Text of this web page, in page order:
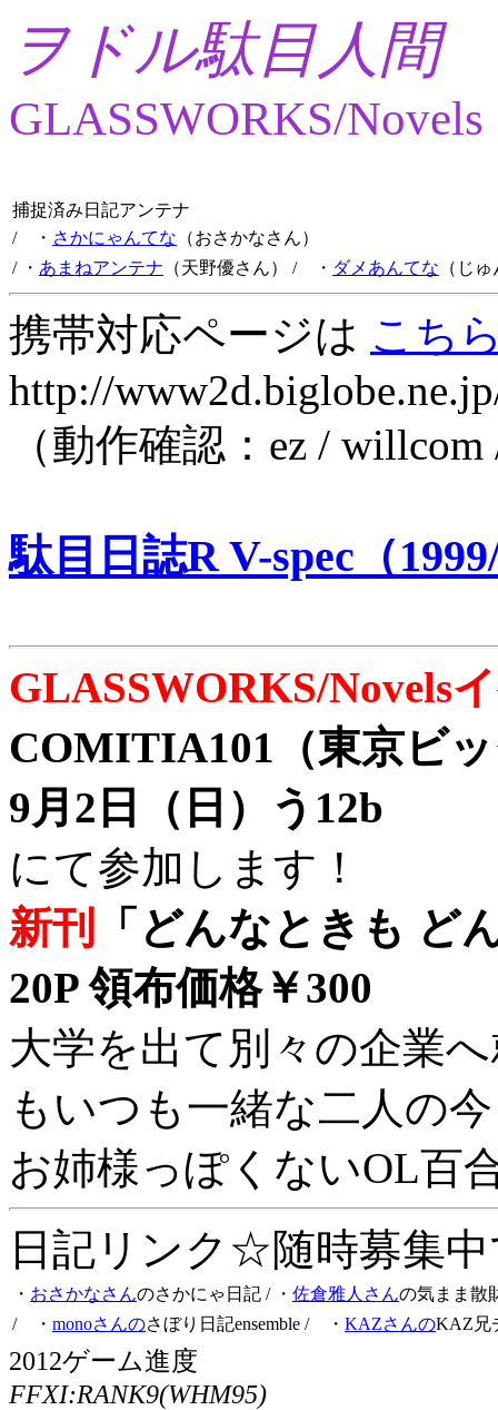
ヲドル駄目人間
GLASSWORKS/Novels
捕捉済み日記アンテナ
/ ・ さかにゃんてな （おさかなさん）
/ ・ あまねアンテナ （天野優さん） / ・ ダメあんてな （じ
携帯対応ページは こち
http://
（動作確認：ez /
駄目日誌R V-spec（
GLASSWORKS/Novels
COMITIA101（東京ビ
9月2日（日）う12b
にて参加します！
新刊
「どんなときも ど
20P 領布価格￥300
大学を出て別々の企業
もいつも一緒な二人の
お姉様っぽくないOL百
日記リンク☆随時募集
・ おさかなさんのさかにゃ日記 / ・ 佐倉雅人さんの気まま散
/ ・ monoさんのさぼり日記ensemble / ・ KAZさんのKAZ兄
2012ゲーム進度
FFXI:RANK9(WHM95)